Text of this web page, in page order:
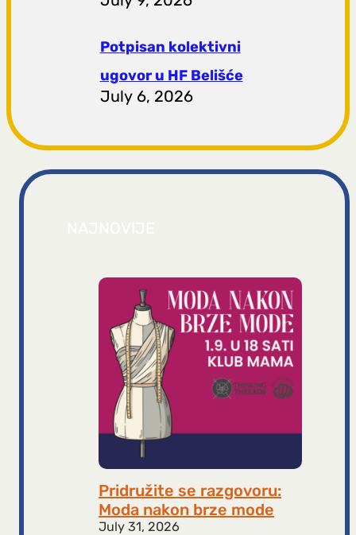
Potpisan kolektivni
ugovor u HF Belišće
July 6, 2026
Pridružite se razgovoru:
Moda nakon brze mode
July 31, 2026